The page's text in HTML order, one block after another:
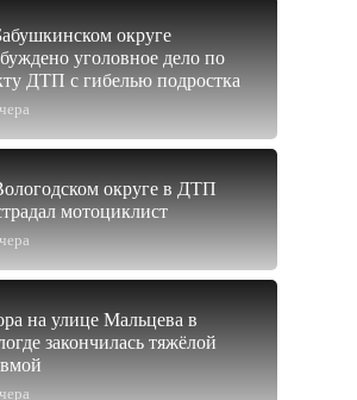
округе
уголовное дело по
ДТП с гибелью подростка
округе в ДТП
мотоциклист
на улице Мальцева в
закончилась тяжёлой